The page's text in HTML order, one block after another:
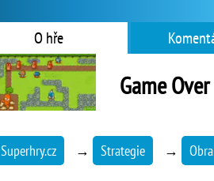
O hře
Game
Superhry.cz → Strategie →